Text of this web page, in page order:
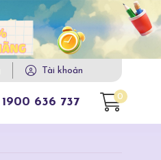
Tài khoản
1900 636 737 0